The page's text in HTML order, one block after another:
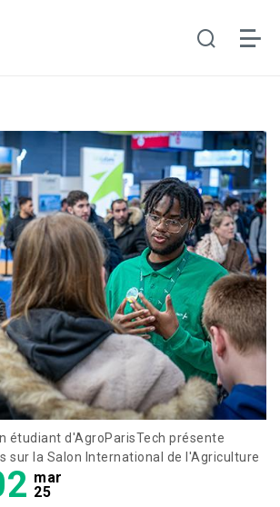
étudiant d'AgroParisTech présente
sur la Salon International de l'Agriculture
mar
25